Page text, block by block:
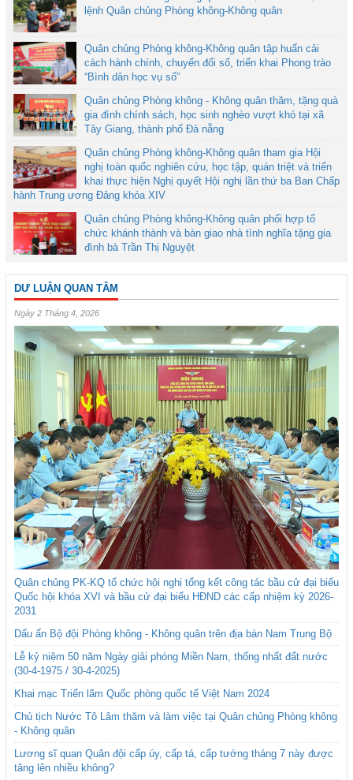
lệnh Quân chủng Phòng không-Không quân
Quân chủng Phòng không-Không quân tập huấn cải
cách hành chính, chuyển đổi số, triển khai Phong trào
“Bình dân học vụ số”
Quân chủng Phòng không - Không quân thăm, tặng quà
gia đình chính sách, học sinh nghèo vượt khó tại xã
Tây Giang, thành phố Đà nẵng
Quân chủng Phòng không-Không quân tham gia Hội
nghị toàn quốc nghiên cứu, học tập, quán triệt và triển
khai thực hiện Nghị quyết Hội nghị lần thứ ba Ban Chấp
hành Trung ương Đảng khóa XIV
Quân chủng Phòng không-Không quân phối hợp tổ
chức khánh thành và bàn giao nhà tình nghĩa tặng gia
đình bà Trần Thị Nguyệt
DƯ LUẬN QUAN TÂM
Ngày 2 Tháng 4, 2026
Quân chủng PK-KQ tổ chức hội nghị tổng kết công tác bầu cử đại biểu
Quốc hội khóa XVI và bầu cử đại biểu HĐND các cấp nhiệm kỳ 2026-
2031
Dấu ấn Bộ đội Phòng không - Không quân trên địa bàn Nam Trung Bộ
Lễ kỷ niệm 50 năm Ngày giải phóng Miền Nam, thống nhất đất nước
(30-4-1975 / 30-4-2025)
Khai mạc Triển lãm Quốc phòng quốc tế Việt Nam 2024
Chủ tịch Nước Tô Lâm thăm và làm việc tại Quân chủng Phòng không
- Không quân
Lương sĩ quan Quân đội cấp úy, cấp tá, cấp tướng tháng 7 này được
tăng lên nhiều không?